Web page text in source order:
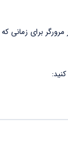
برای زمانی